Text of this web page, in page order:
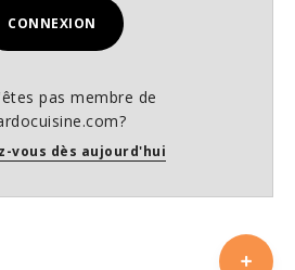
CONNEXION
pas membre de
vous dès aujourd'hui